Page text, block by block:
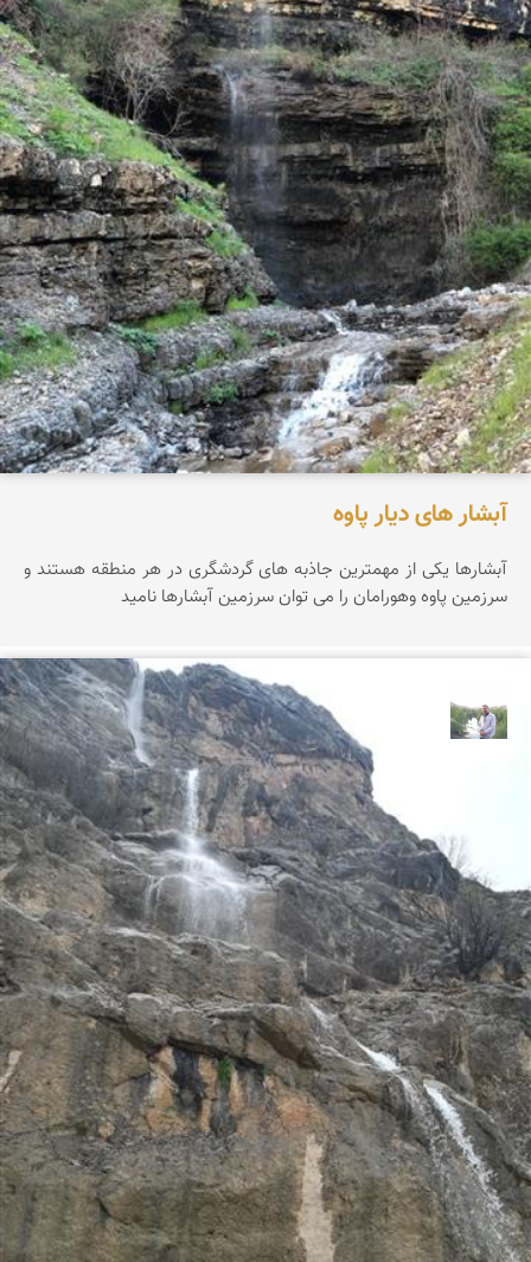
آبشار های دیار پاوه
آبشارها یکی از مهمترین جاذبه های گردشگری در هر منطقه هستند و
سرزمین پاوه وهورامان را می توان سرزمین آبشارها نامید